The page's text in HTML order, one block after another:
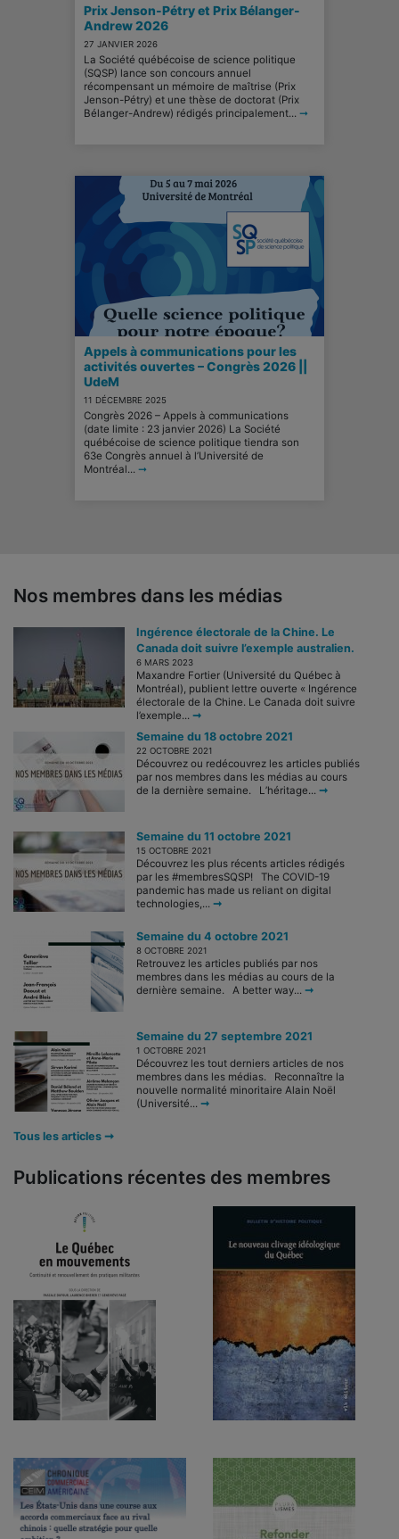
Prix Jenson-Pétry et Prix Bélanger-
Andrew 2026
27 JANVIER 2026
La Société québécoise de science politique
(SQSP) lance son concours annuel
récompensant un mémoire de maîtrise (Prix
Jenson-Pétry) et une thèse de doctorat (Prix
Bélanger-Andrew) rédigés principalement...➞
Appels à communications pour les
activités ouvertes – Congrès 2026 ||
UdeM
11 DÉCEMBRE 2025
Congrès 2026 – Appels à communications
(date limite : 23 janvier 2026) La Société
québécoise de science politique tiendra son
63e Congrès annuel à l’Université de
Montréal...➞
Nos membres dans les médias
Ingérence électorale de la Chine. Le
Canada doit suivre l’exemple australien.
6 MARS 2023
Maxandre Fortier (Université du Québec à
Montréal), publient lettre ouverte « Ingérence
électorale de la Chine. Le Canada doit suivre
l’exemple... ➞
Semaine du 18 octobre 2021
22 OCTOBRE 2021
Découvrez ou redécouvrez les articles publiés
par nos membres dans les médias au cours
de la dernière semaine. L’héritage... ➞
Semaine du 11 octobre 2021
15 OCTOBRE 2021
Découvrez les plus récents articles rédigés
par les #membresSQSP! The COVID-19
pandemic has made us reliant on digital
technologies,... ➞
Semaine du 4 octobre 2021
8 OCTOBRE 2021
Retrouvez les articles publiés par nos
membres dans les médias au cours de la
dernière semaine. A better way... ➞
Semaine du 27 septembre 2021
1 OCTOBRE 2021
Découvrez les tout derniers articles de nos
membres dans les médias. Reconnaître la
nouvelle normalité minoritaire Alain Noël
(Université... ➞
Tous les articles ➞
Publications récentes des membres